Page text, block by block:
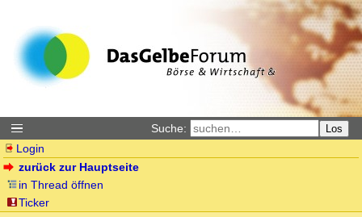
Suche: Los
Login
zurück zur Hauptseite
in Thread öffnen
Ticker